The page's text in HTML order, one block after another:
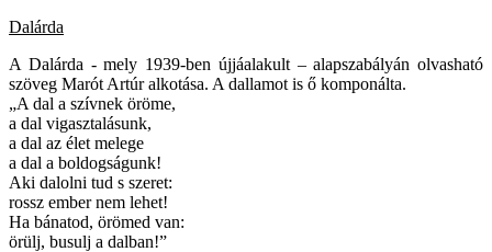
Dalárda
A Dalárda - mely 1939-ben újjáalakult – alapszabályán olvasható
szöveg Marót Artúr alkotása. A dallamot is ő komponálta.
„A dal a szívnek öröme,
a dal vigasztalásunk,
a dal az élet melege
a dal a boldogságunk!
Aki dalolni tud s szeret:
rossz ember nem lehet!
Ha bánatod, örömed van:
örülj, busulj a dalban!”